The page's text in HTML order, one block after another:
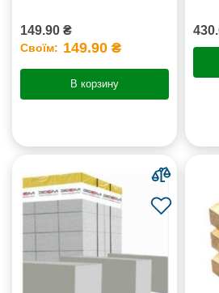
149.90 ₴
Своїм: 149.90 ₴
В корзину